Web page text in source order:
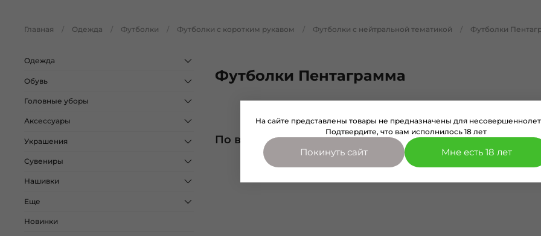
Главная Одежда Футболки Футболки с коротким рукавом Футболки с нейтральной тематикой Футболки
Футболки Пентаграмма
По вашему запросу ничего не найдено
Одежда
Обувь
Головные уборы
Аксессуары
Украшения
Сувениры
Нашивки
Еще
Новинки
На сайте представлены товары не предназначены для
Подтвердите, что вам исполнилось 18 лет
Покинуть сайт Мне есть 18 лет